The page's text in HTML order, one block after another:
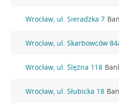
Wrocław, ul. Sieradzka 7
Wrocław, ul. Skarbowców
Wrocław, ul. Ślężna 118
Wrocław, ul. Słubicka 18